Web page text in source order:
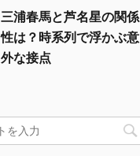
三浦春馬と芦名星の関係
性は？時系列で浮かぶ意
外な接点